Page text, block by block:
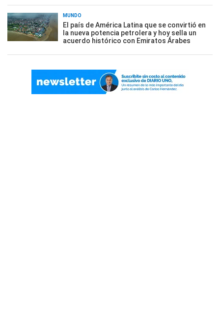
MUNDO
El país de América Latina que se convirtió en
la nueva potencia petrolera y hoy sella un
acuerdo histórico con Emiratos Árabes